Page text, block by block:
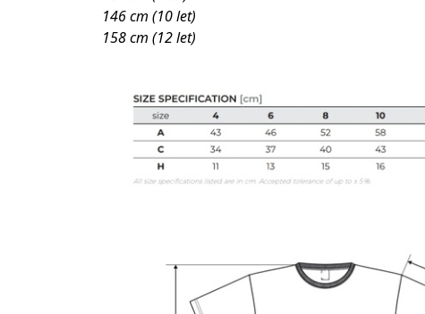
146 cm (10 let)
158 cm (12 let)